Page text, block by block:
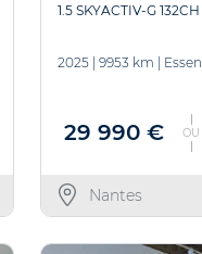
1.5 SKYACTIV-G
2025 9953 km
29 990 € OU
Nantes